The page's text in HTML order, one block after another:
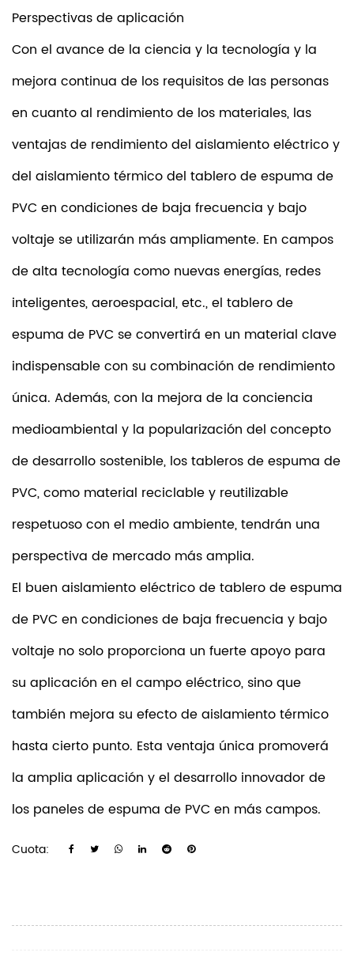
Perspectivas de aplicación
Con el avance de la ciencia y la tecnología y la
mejora continua de los requisitos de las personas
en cuanto al rendimiento de los materiales, las
ventajas de rendimiento del aislamiento eléctrico y
del aislamiento térmico del tablero de espuma de
PVC en condiciones de baja frecuencia y bajo
voltaje se utilizarán más ampliamente. En campos
de alta tecnología como nuevas energías, redes
inteligentes, aeroespacial, etc., el tablero de
espuma de PVC se convertirá en un material clave
indispensable con su combinación de rendimiento
única. Además, con la mejora de la conciencia
medioambiental y la popularización del concepto
de desarrollo sostenible, los tableros de espuma de
PVC, como material reciclable y reutilizable
respetuoso con el medio ambiente, tendrán una
perspectiva de mercado más amplia.
El buen aislamiento eléctrico detablero de espuma
de PVC en condiciones de baja frecuencia y bajo
voltaje no solo proporciona un fuerte apoyo para
su aplicación en el campo eléctrico, sino que
también mejora su efecto de aislamiento térmico
hasta cierto punto. Esta ventaja única promoverá
la amplia aplicación y el desarrollo innovador de
los paneles de espuma de PVC en más campos.
Cuota: